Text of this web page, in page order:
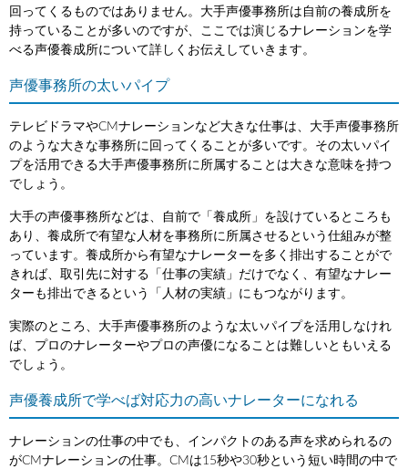
回ってくるものではありません。大手声優事務所は自前の養成所を
持っていることが多いのですが、ここでは演じるナレーションを学
べる声優養成所について詳しくお伝えしていきます。
声優事務所の太いパイプ
テレビドラマやCMナレーションなど大きな仕事は、大手声優事務所
のような大きな事務所に回ってくることが多いです。その太いパイ
プを活用できる大手声優事務所に所属することは大きな意味を持つ
でしょう。
大手の声優事務所などは、自前で「養成所」を設けているところも
あり、養成所で有望な人材を事務所に所属させるという仕組みが整
っています。養成所から有望なナレーターを多く排出することがで
きれば、取引先に対する「仕事の実績」だけでなく、有望なナレー
ターも排出できるという「人材の実績」にもつながります。
実際のところ、大手声優事務所のような太いパイプを活用しなけれ
ば、プロのナレーターやプロの声優になることは難しいともいえる
でしょう。
声優養成所で学べば対応力の高いナレーターになれる
ナレーションの仕事の中でも、インパクトのある声を求められるの
がCMナレーションの仕事。CMは15秒や30秒という短い時間の中で